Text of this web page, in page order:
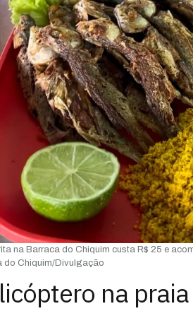
na Barraca do Chiquim custa R$ 25 e
do Chiquim/Divulgação
na